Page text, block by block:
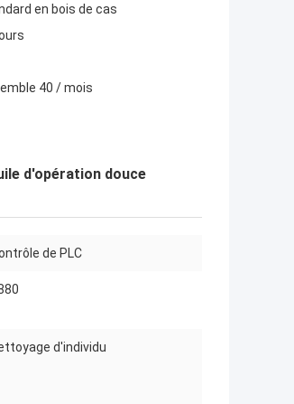
en bois de cas
40 / mois
d'opération douce
de PLC
d'individu